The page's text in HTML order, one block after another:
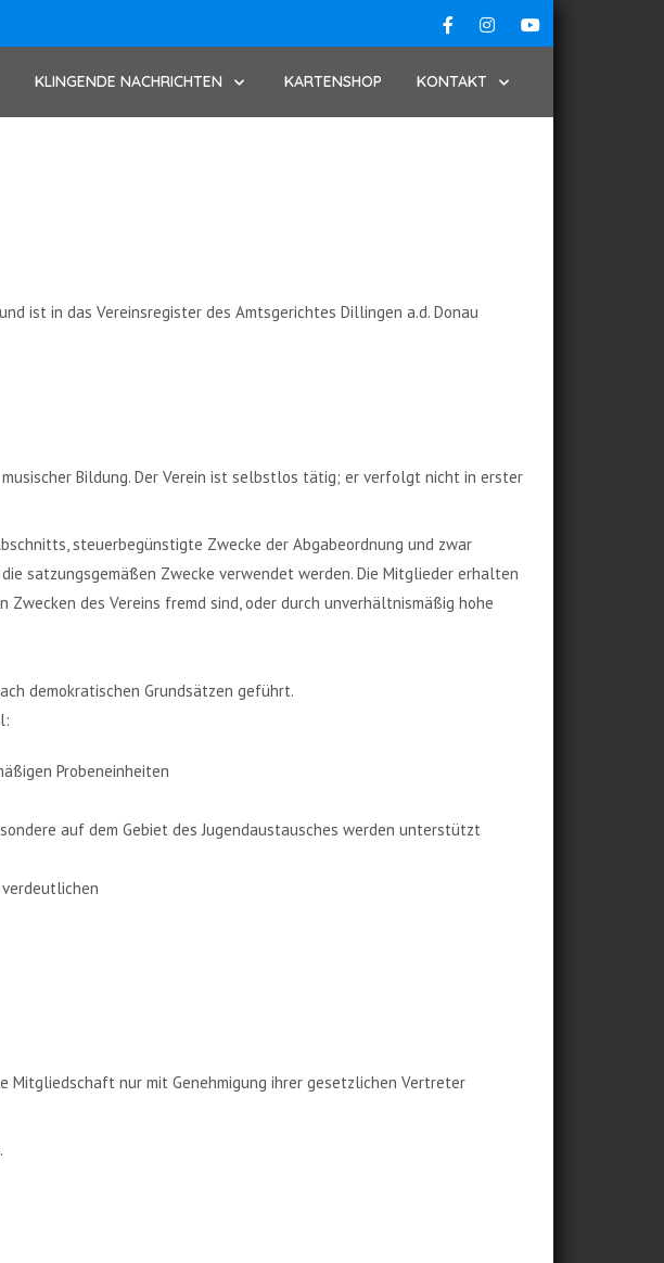
KLINGENDE NACHRICHTEN KARTENSHOP KONTAKT
ist in das Vereinsregister des Amtsgerichtes Dillingen a.d. Donau
Bildung. Der Verein ist selbstlos tätig; er verfolgt nicht in erster
steuerbegünstigte Zwecke der Abgabeordnung und zwar
satzungsgemäßen Zwecke verwendet werden. Die Mitglieder erhalten
Zwecken des Vereins fremd sind, oder durch unverhältnismäßig hohe
demokratischen Grundsätzen geführt.
Probeneinheiten
auf dem Gebiet des Jugendaustausches werden unterstützt
Mitgliedschaft nur mit Genehmigung ihrer gesetzlichen Vertreter